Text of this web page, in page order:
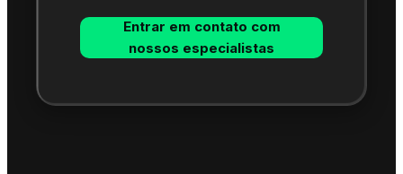
Entrar em contato com
nossos especialistas